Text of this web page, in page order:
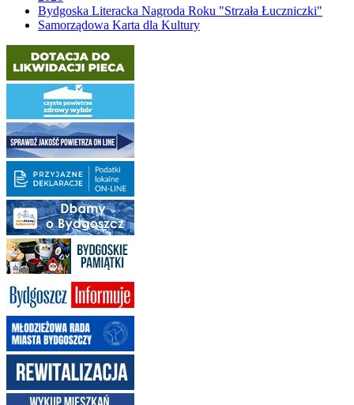
Bydgoska Literacka Nagroda Roku "Strzała Łuczniczki"
Samorządowa Karta dla Kultury